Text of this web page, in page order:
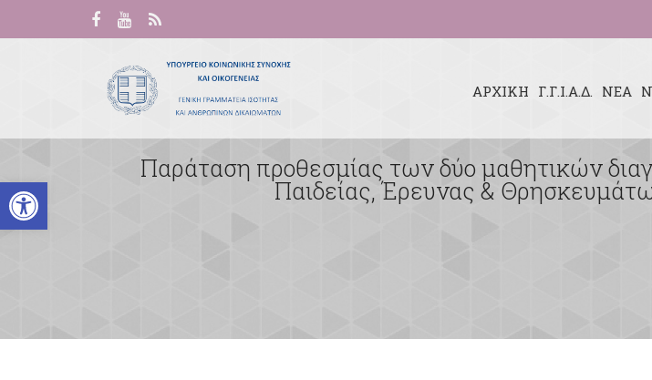
Ανοίξτε τη γραμμή εργαλείων
ΑΡΧΙΚΗ Γ.Γ.Ι.Α.Δ. ΝΕΑ
Παράταση προθεσμίας των δύο μαθητικών
Παιδείας, Έρευνας &